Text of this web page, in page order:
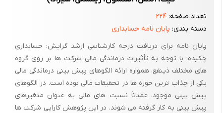
شرکت‌های بیمه به هیچ وجه آن گونه نیست که مازادی برای پرداخت
به سایر ارگان‌ها داشته باشند بنابراین تداوم چنین پرداخت‌هایی در
کوتاه‌مدت باعث عدم رغبت شرکت‌های بیمه برای توسعه فعالیت در
رشته‌هایی که مورد نیاز آحاد جامعه است خواهد شد و در میان‌مدت به
توقف فعالیت آنان خواهید انجامید .
تعداد صفحه: ۲۲۴
دسته بندی: پایان نامه حسابداری
پایان نامه برای دریافت درجه کارشناسی ارشد گرایش: حسابداری
چکیده: با توجه به تأثیرات درماندگی مالی شرکت ها بر روی گروه
های مختلف ذینفع، همواره ارائه الگوهای پیش بینی درماندگی مالی
یکی از جذاب ترین حوزه ها در تحقیقات مالی بوده است. در الگوهای
پیش بینی موجود، عمدتاً نسبت های مالی به عنوان متغیرهای
پیش بینی به کار گرفته می شوند. در این پژوهش کارایی شرکت ها